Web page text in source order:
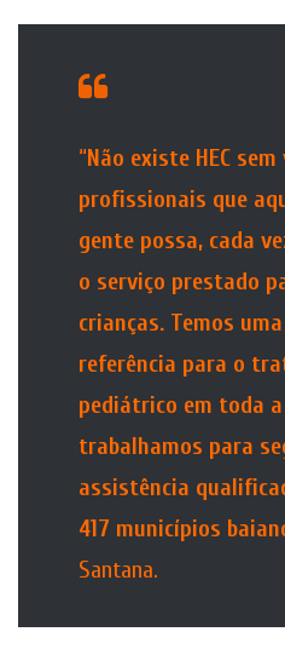
“Não existe HEC sem
profissionais que
gente possa, cada
o serviço prestado
crianças. Temos
referência para o
pediátrico em toda
trabalhamos para
assistência
417 municípios
Santana.